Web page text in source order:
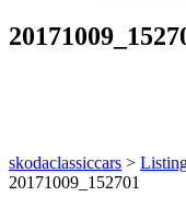
skodaclassiccars >
20171009_152701